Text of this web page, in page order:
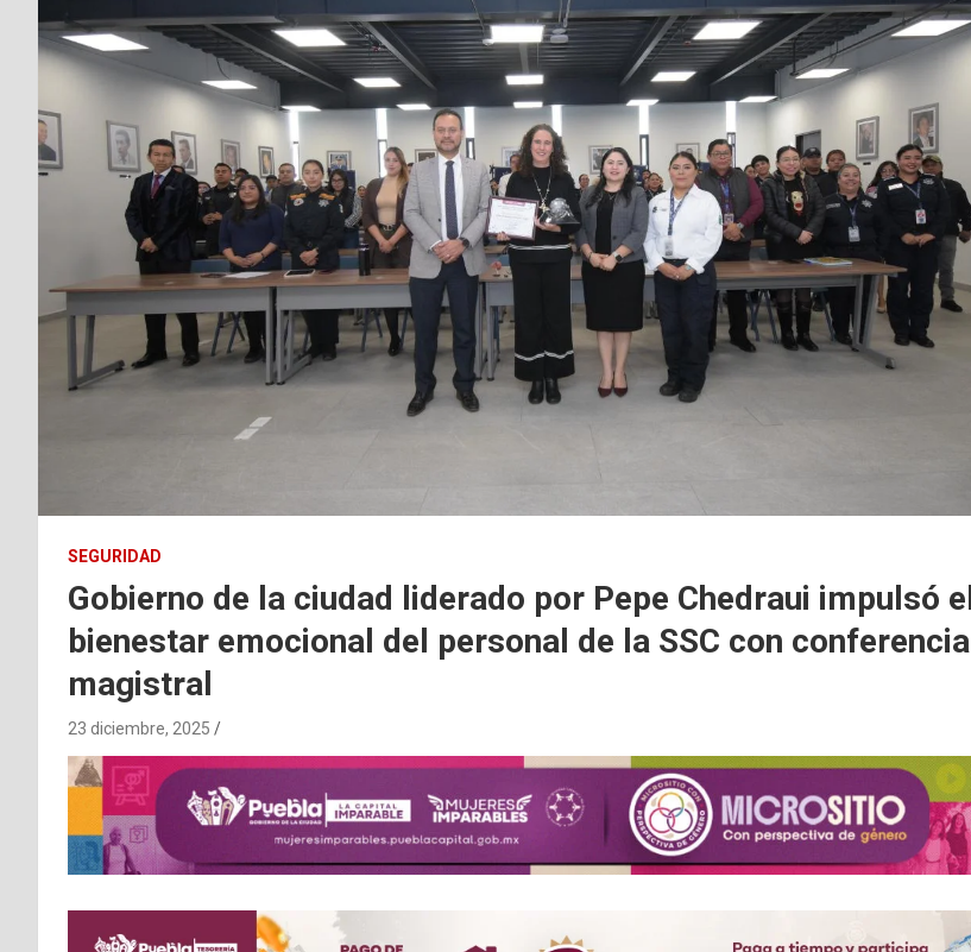
SEGURIDAD
Gobierno de la ciudad liderado por Pepe Chedraui impulsó el
bienestar emocional del personal de la SSC con conferencia
magistral
23 diciembre, 2025